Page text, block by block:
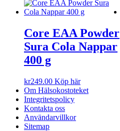
Core EAA Powder
Sura Cola Nappar
400 g
kr249.00 Köp här
Om Hälsokostoteket
Integritetspolicy
Kontakta oss
Användarvillkor
Sitemap